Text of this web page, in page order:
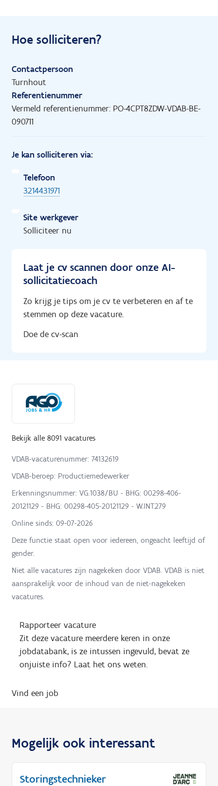
Hoe solliciteren?
Contactpersoon
Turnhout
Referentienummer
Vermeld referentienummer: PO-4CPT8ZDW-VDAB-BE-
090711
Je kan solliciteren via:
Telefoon
3214431971
Site werkgever
Solliciteer nu
Laat je cv scannen door onze AI-
sollicitatiecoach
Zo krijg je tips om je cv te verbeteren en af te
stemmen op deze vacature.
Doe de cv-scan
Bekijk alle 8091 vacatures
VDAB-vacaturenummer: 74132619
VDAB-beroep: Productiemedewerker
Erkenningsnummer: VG.1038/BU - BHG: 00298-406-
20121129 - BHG: 00298-405-20121129 - W.INT.279
Online sinds: 09-07-2026
Deze functie staat open voor iedereen, ongeacht leeftijd of
gender.
Niet alle vacatures zijn nagekeken door VDAB. VDAB is niet
aansprakelijk voor de inhoud van de niet-nagekeken
vacatures.
Rapporteer vacature
Zit deze vacature meerdere keren in onze
jobdatabank, is ze intussen ingevuld, bevat ze
onjuiste info? Laat het ons weten.
Vind een job
Mogelijk ook interessant
Storingstechnieker